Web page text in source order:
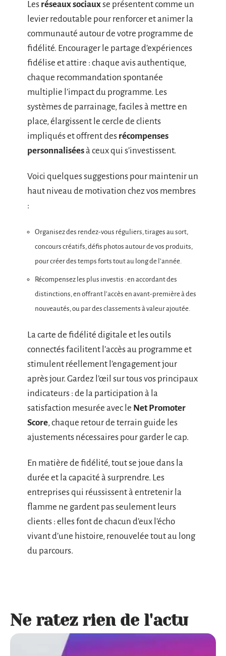
Les réseaux sociauxse présentent comme un
levier redoutable pour renforcer et animer la
communauté autour de votre programme de
fidélité. Encourager le partage d’expériences
fidélise et attire : chaque avis authentique,
chaque recommandation spontanée
multiplie l’impact du programme. Les
systèmes de parrainage, faciles à mettre en
place, élargissent le cercle de clients
impliqués et offrent des récompenses
personnaliséesà ceux qui s’investissent.
Voici quelques suggestions pour maintenir un
haut niveau de motivation chez vos membres
:
Organisez des rendez-vous réguliers, tirages au sort,
concours créatifs, défis photos autour de vos produits,
pour créer des temps forts tout au long de l’année.
Récompensez les plus investis : en accordant des
distinctions, en offrant l’accès en avant-première à des
nouveautés, ou par des classements à valeur ajoutée.
La carte de fidélité digitale et les outils
connectés facilitent l’accès au programme et
stimulent réellement l’engagement jour
après jour. Gardez l’œil sur tous vos principaux
indicateurs : de la participation à la
satisfaction mesurée avec le Net Promoter
Score, chaque retour de terrain guide les
ajustements nécessaires pour garder le cap.
En matière de fidélité, tout se joue dans la
durée et la capacité à surprendre. Les
entreprises qui réussissent à entretenir la
flamme ne gardent pas seulement leurs
clients : elles font de chacun d’eux l’écho
vivant d’une histoire, renouvelée tout au long
du parcours.
Ne ratez rien de l'actu